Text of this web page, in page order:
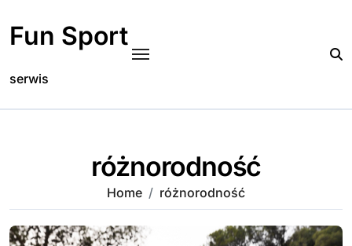
content
Fun Sport
serwis
różnorodność
Home różnorodność